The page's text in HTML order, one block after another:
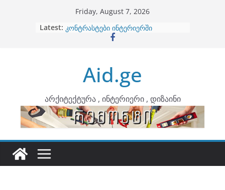
Friday, August 7, 2026
Latest: ბინების გაერთიანება
კონტრასტები ინტერიერში
ინტერიერის დიზიანი
არტემიდი წარმოგიდგენთ
Aid.ge
არქიტექტურა , ინტერიერი , დიზაინი